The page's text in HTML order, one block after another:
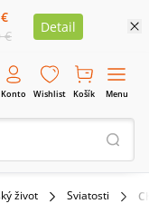
€
Detail
Konto Wishlist Košík Menu
život Sviatosti